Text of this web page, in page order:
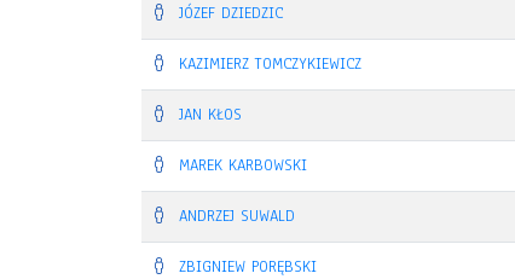
JÓZEF DZIEDZIC
KAZIMIERZ TOMCZYKIEWICZ
JAN KŁOS
MAREK KARBOWSKI
ANDRZEJ SUWALD
ZBIGNIEW PORĘBSKI